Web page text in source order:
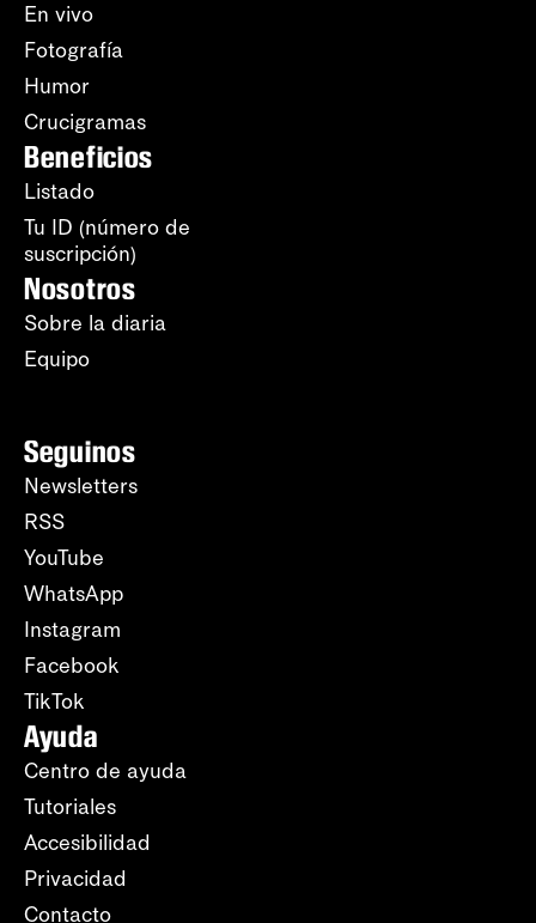
En vivo
Fotografía
Humor
Crucigramas
Beneficios
Listado
Tu ID (número de
suscripción)
Nosotros
Sobre la diaria
Equipo
Seguinos
Newsletters
RSS
YouTube
WhatsApp
Instagram
Facebook
TikTok
Ayuda
Centro de ayuda
Tutoriales
Accesibilidad
Privacidad
Contacto